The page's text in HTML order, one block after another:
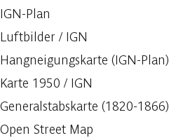
IGN-Plan
Luftbilder / IGN
Hangneigungskarte (IGN-Plan)
Karte 1950 / IGN
Generalstabskarte (1820-1866)
Open Street Map